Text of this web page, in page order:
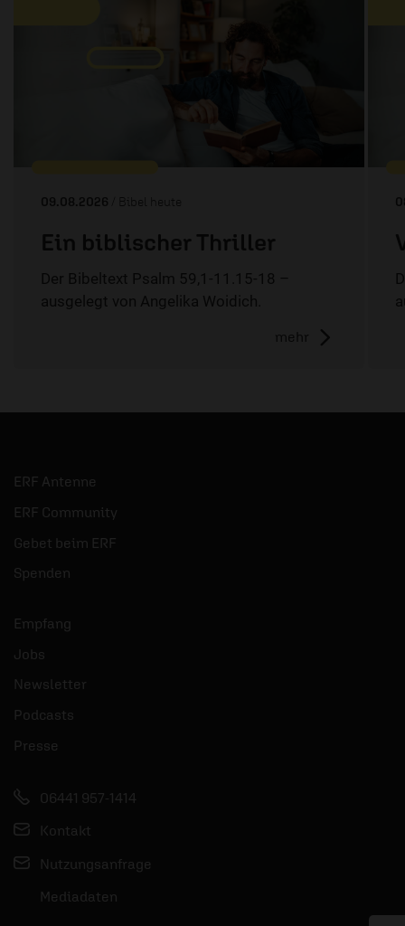
09.08.2026 / Bibel heute
Ein biblischer Thriller
Der Bibeltext Psalm 59,1-11.15-18 –
ausgelegt von Angelika Woidich.
mehr
ERF Antenne
ERF Community
Gebet beim ERF
Spenden
Empfang
Jobs
Newsletter
Podcasts
Presse
06441 957-1414
Kontakt
Nutzungsanfrage
Mediadaten